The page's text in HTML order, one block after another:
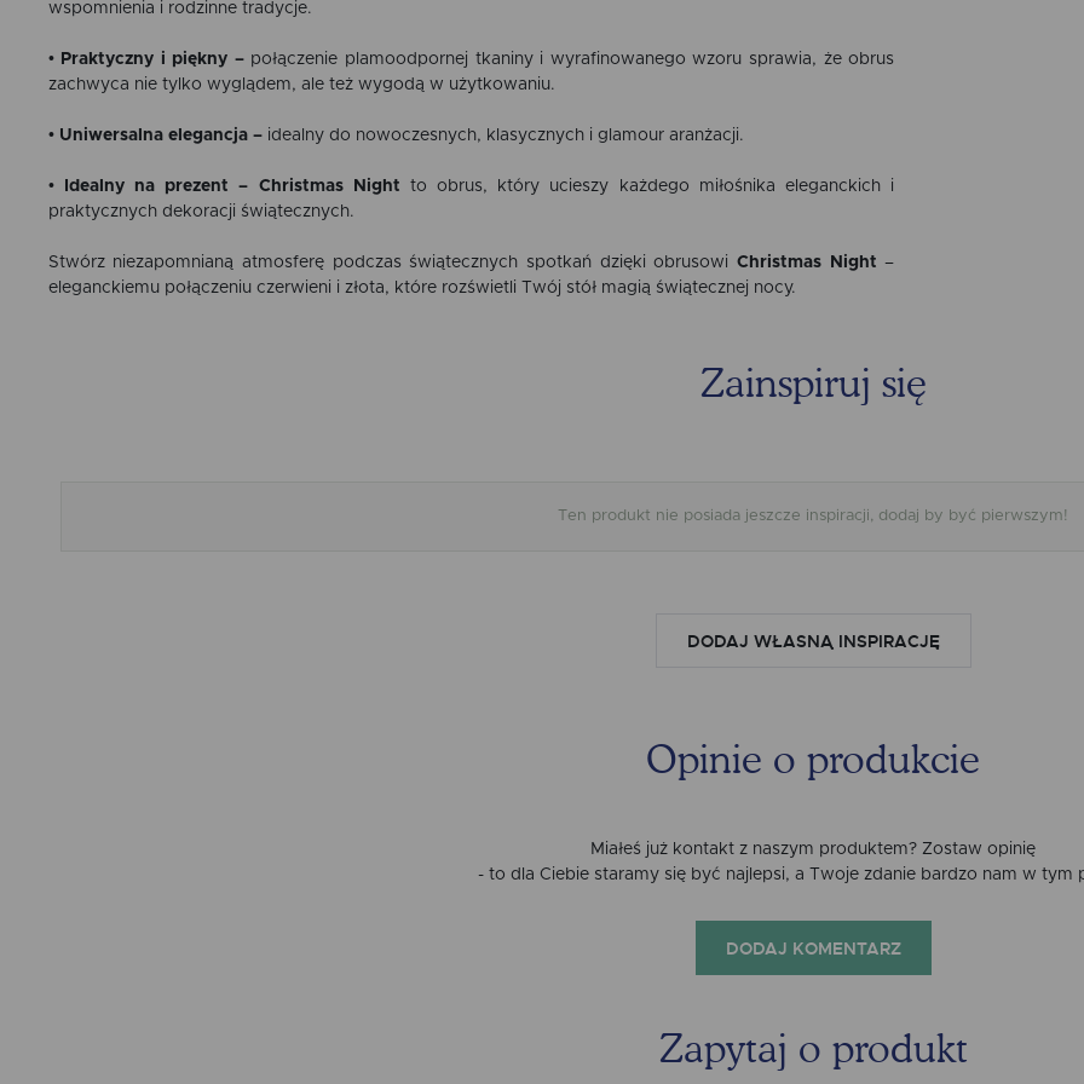
wspomnienia i rodzinne tradycje.
• Praktyczny i piękny – połączenie plamoodpornej tkaniny i wyrafinowanego wzoru sprawia, że obrus
zachwyca nie tylko wyglądem, ale też wygodą w użytkowaniu.
• Uniwersalna elegancja–idealny do nowoczesnych, klasycznych i glamour aranżacji.
• Idealny na prezent – Christmas Night
to obrus, który ucieszy każdego miłośnika eleganckich i
praktycznych dekoracji świątecznych.
Stwórz niezapomnianą atmosferę podczas świątecznych spotkań dzięki obrusowi Christmas Night –
eleganckiemu połączeniu czerwieni i złota, które rozświetli Twój stół magią świątecznej nocy.
Zainspiruj się
Ten produkt nie posiada jeszcze inspiracji, dodaj by być pierwszym!
DODAJ WŁASNĄ INSPIRACJĘ
Opinie o produkcie
Miałeś już kontakt z naszym produktem? Zostaw opinię
- to dla Ciebie staramy się być najlepsi, a Twoje zdanie bardzo nam w tym
DODAJ KOMENTARZ
Zapytaj o produkt